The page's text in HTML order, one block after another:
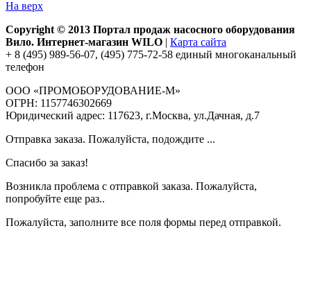
На верх
Copyright © 2013 Портал продаж насосного оборудования
Вило. Интернет-магазин WILO | Карта сайта
+ 8 (495) 989-56-07, (495) 775-72-58 единый многоканальный
телефон
ООО «ПРОМОБОРУДОВАНИЕ-М»
ОГРН: 1157746302669
Юридический адрес: 117623, г.Москва, ул.Дачная, д.7
Отправка заказа. Пожалуйста, подождите ...
Спасибо за заказ!
Возникла проблема с отправкой заказа. Пожалуйста,
попробуйте еще раз..
Пожалуйста, заполните все поля формы перед отправкой.